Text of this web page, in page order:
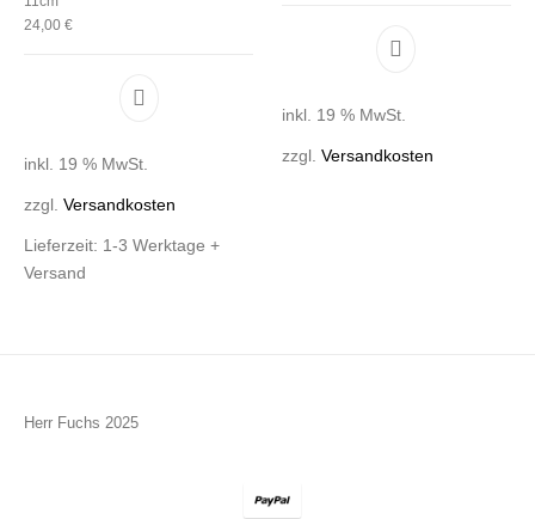
24,00€
inkl. 19 % MwSt.
zzgl.Versandkosten
Lieferzeit: 1-3 Werktage +
Versand
inkl. 19 % MwSt.
zzgl. Versandkosten
Herr Fuchs 2025